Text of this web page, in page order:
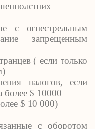
с огнестрельным
запрещенным
( если только
налогов, если
более $ 10000
$ 10 000)
с оборотом